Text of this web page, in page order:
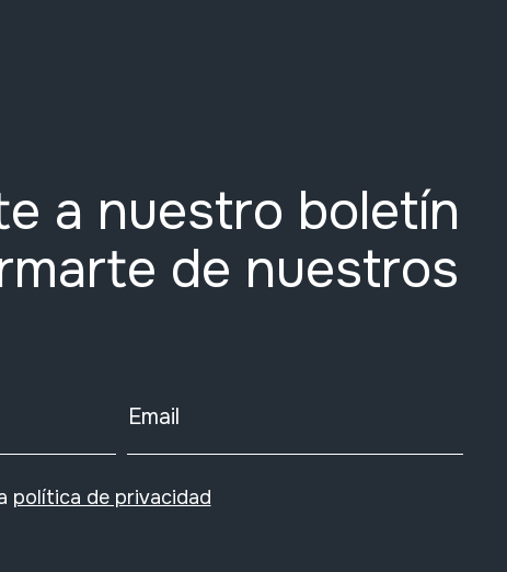
a nuestro boletín
de nuestros
Email
política de privacidad